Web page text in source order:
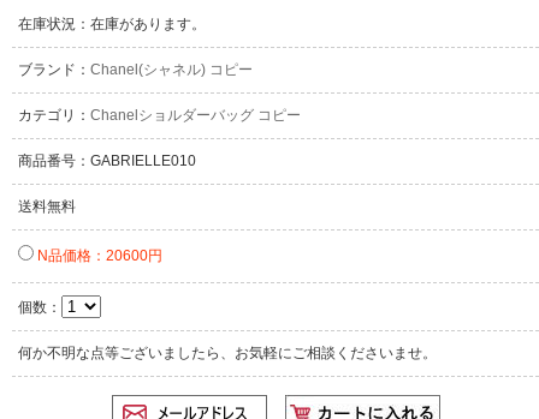
在庫状況：在庫があります。
ブランド： Chanel(シャネル) コピー
カテゴリ： Chanelショルダーバッグ コピー
商品番号：GABRIELLE010
送料無料
N品価格：20600円
個数：
何か不明な点等ございましたら、お気軽にご相談くださいませ。